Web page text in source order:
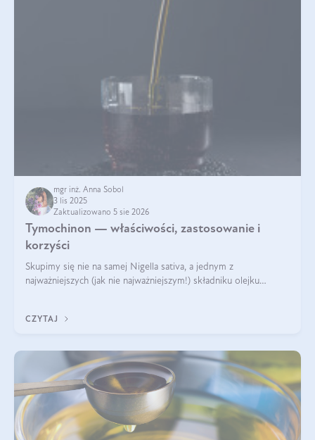
mgr inż. Anna Sobol
3 lis 2025
Zaktualizowano 5 sie 2026
Tymochinon — właściwości, zastosowanie i
korzyści
Skupimy się nie na samej Nigella sativa, a jednym z
najważniejszych (jak nie najważniejszym!) składniku olejku
CZYTAJ